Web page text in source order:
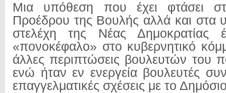
Μια υπόθεση που έχει φτάσει
Προέδρου της Βουλής αλλά και στα
στελέχη της Νέας Δημοκρατίας
«πονοκέφαλο» στο κυβερνητικό
άλλες περιπτώσεις βουλευτών του
ενώ ήταν εν ενεργεία βουλευτές
επαγγελματικές σχέσεις με το